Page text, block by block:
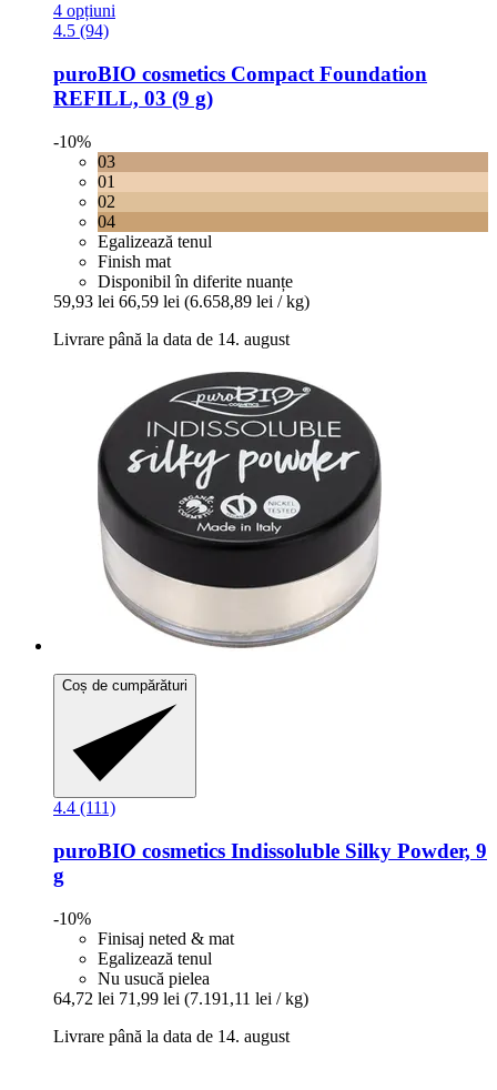
4 opțiuni
4.5 (94)
puroBIO cosmetics Compact Foundation
REFILL, 03 (9 g)
-10%
03
01
02
04
Egalizează tenul
Finish mat
Disponibil în diferite nuanțe
59,93 lei 66,59 lei (6.658,89 lei / kg)
Livrare până la data de 14. august
Coș de cumpărături
4.4 (111)
puroBIO cosmetics Indissoluble Silky Powder, 9
g
-10%
Finisaj neted & mat
Egalizează tenul
Nu usucă pielea
64,72 lei 71,99 lei (7.191,11 lei / kg)
Livrare până la data de 14. august